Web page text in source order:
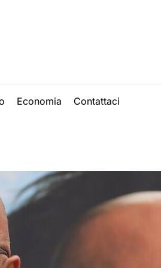
Economia Contattaci